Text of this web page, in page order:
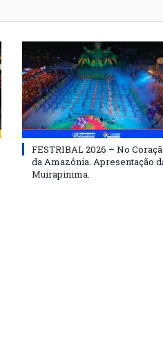
FESTRIBAL 2026 – No
da Amazônia. Apresentação
Muirapinima.